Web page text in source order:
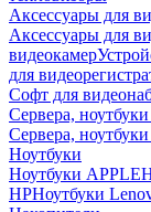
Аксессуары для
Аксессуары для
видеокамер
для
Софт для
Сервера,
Сервера,
Ноутбуки
Ноутбуки APPLE
HPНоутбуки